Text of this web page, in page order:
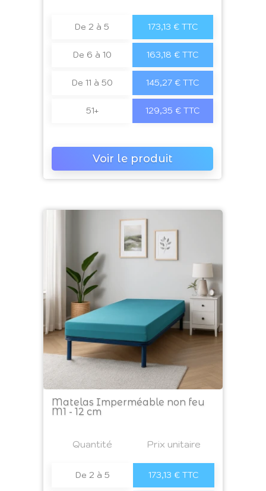
De 2 à 5 173,13 € TTC
De 6 à 10 163,18 € TTC
De 11 à 50 145,27 € TTC
51+ 129,35 € TTC
Voir le produit
Matelas Imperméable non feu
M1 - 12 cm
Quantité Prix unitaire
De 2 à 5 173,13 € TTC